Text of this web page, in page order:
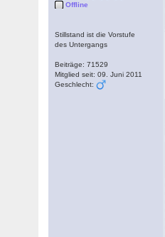
Offline
Stillstand ist die Vorstufe
des Untergangs
Beiträge: 71529
Mitglied seit: 09. Juni 2011
Geschlecht: